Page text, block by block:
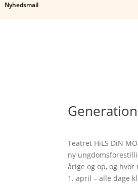
Nyhedsmail
Teatret HiLS DiN
ny
årige og op, og
1. april – alle dage